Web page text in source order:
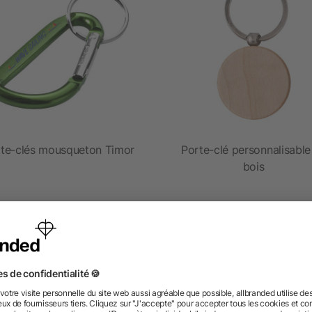
clés mousqueton Timor
Porte-clé personnalisable
bois